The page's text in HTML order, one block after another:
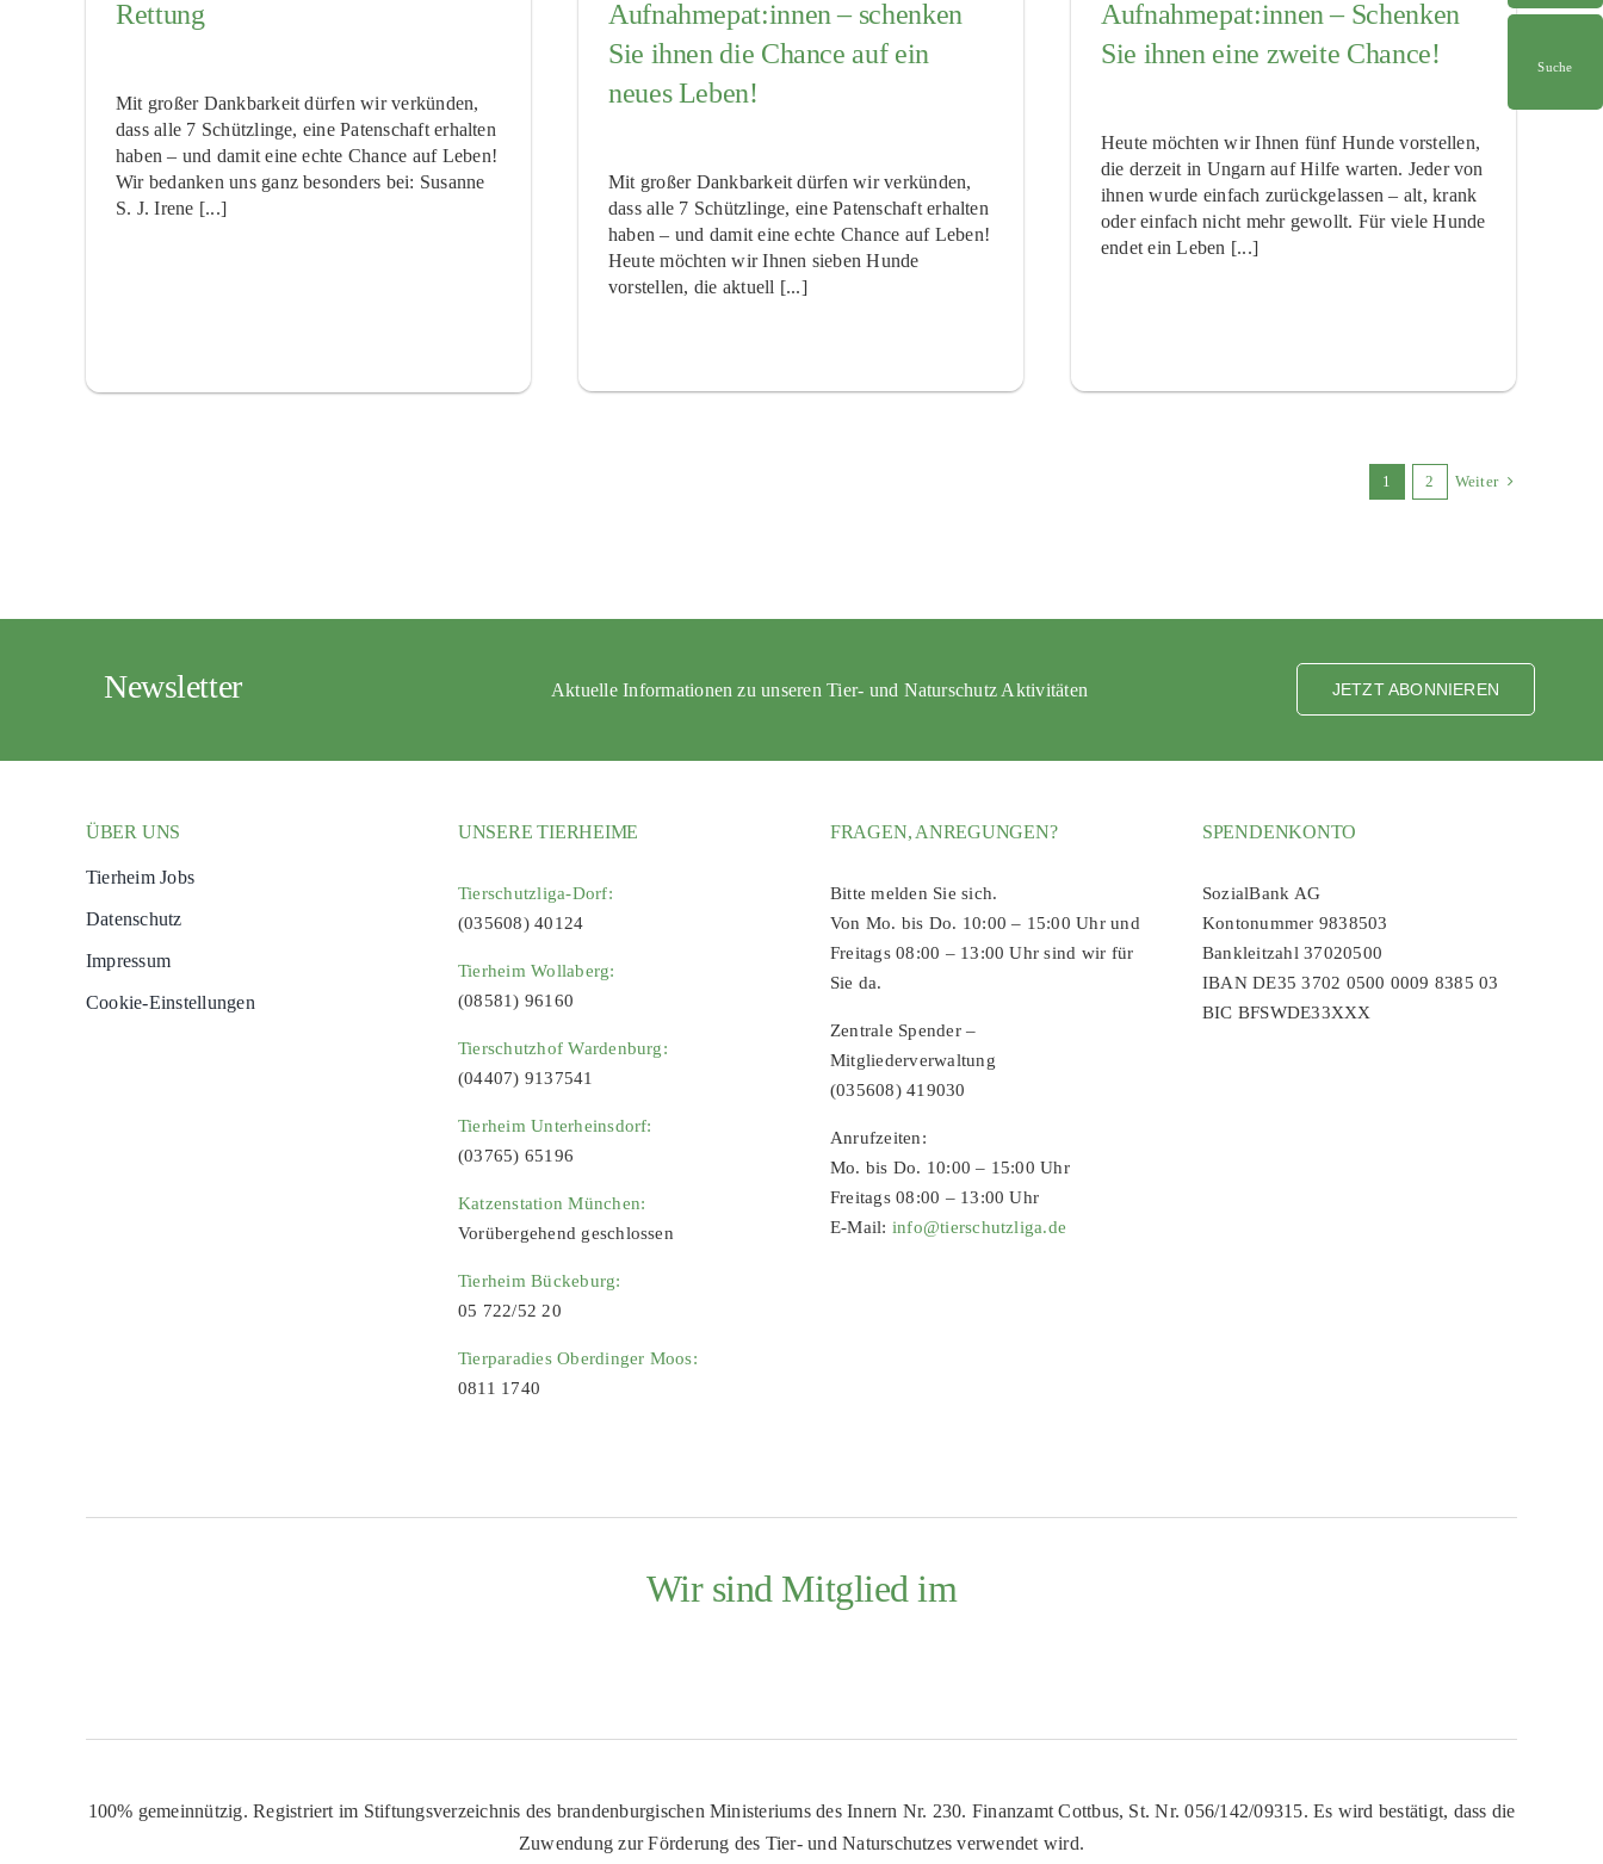
Suche
Rettung
Mit großer Dankbarkeit dürfen wir verkünden,
dass alle 7 Schützlinge, eine Patenschaft erhalten
haben – und damit eine echte Chance auf Leben!
Wir bedanken uns ganz besonders bei: Susanne
S. J. Irene [...]
Aufnahmepat:innen – schenken
Sie ihnen die Chance auf ein
neues Leben!
Mit großer Dankbarkeit dürfen wir verkünden,
dass alle 7 Schützlinge, eine Patenschaft erhalten
haben – und damit eine echte Chance auf Leben!
Heute möchten wir Ihnen sieben Hunde
vorstellen, die aktuell [...]
Aufnahmepat:innen – Schenken
Sie ihnen eine zweite Chance!
Heute möchten wir Ihnen fünf Hunde vorstellen,
die derzeit in Ungarn auf Hilfe warten. Jeder von
ihnen wurde einfach zurückgelassen – alt, krank
oder einfach nicht mehr gewollt. Für viele Hunde
endet ein Leben [...]
1 2 Weiter
Newsletter Aktuelle Informationen zu unseren Tier- und Naturschutz Aktivitäten JETZT ABONNIEREN
ÜBER UNS
Tierheim Jobs
Datenschutz
Impressum
Cookie-Einstellungen
UNSERE TIERHEIME
Tierschutzliga-Dorf:
(035608) 40124
Tierheim Wollaberg:
(08581) 96160
Tierschutzhof Wardenburg:
(04407) 9137541
Tierheim Unterheinsdorf:
(03765) 65196
Katzenstation München:
Vorübergehend geschlossen
Tierheim Bückeburg:
05 722/52 20
Tierparadies Oberdinger Moos:
0811 1740
FRAGEN, ANREGUNGEN?
Bitte melden Sie sich.
Von Mo. bis Do. 10:00 – 15:00 Uhr und
Freitags 08:00 – 13:00 Uhr sind wir für
Sie da.
Zentrale Spender –
Mitgliederverwaltung
(035608) 419030
Anrufzeiten:
Mo. bis Do. 10:00 – 15:00 Uhr
Freitags 08:00 – 13:00 Uhr
E-Mail: info@tierschutzliga.de
SPENDENKONTO
SozialBank AG
Kontonummer 9838503
Bankleitzahl 37020500
IBAN DE35 3702 0500 0009 8385 03
BIC BFSWDE33XXX
Wir sind Mitglied im
100% gemeinnützig. Registriert im Stiftungsverzeichnis des brandenburgischen Ministeriums des Innern Nr. 230. Finanzamt Cottbus, St. Nr. 056/142/09315. Es wird bestätigt, dass die
Zuwendung zur Förderung des Tier- und Naturschutzes verwendet wird.